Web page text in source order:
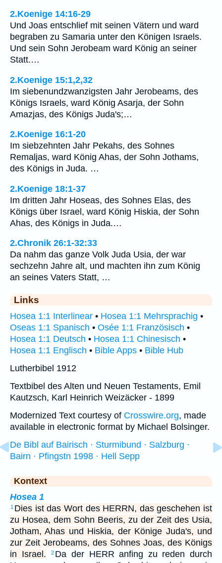
2.Koenige 14:16-29
Und Joas entschlief mit seinen Vätern und ward
begraben zu Samaria unter den Königen Israels.
Und sein Sohn Jerobeam ward König an seiner
Statt.…
2.Koenige 15:1,2,32
Im siebenundzwanzigsten Jahr Jerobeams, des
Königs Israels, ward König Asarja, der Sohn
Amazjas, des Königs Juda's;…
2.Koenige 16:1-20
Im siebzehnten Jahr Pekahs, des Sohnes
Remaljas, ward König Ahas, der Sohn Jothams,
des Königs in Juda. …
2.Koenige 18:1-37
Im dritten Jahr Hoseas, des Sohnes Elas, des
Königs über Israel, ward König Hiskia, der Sohn
Ahas, des Königs in Juda.…
2.Chronik 26:1-32:33
Da nahm das ganze Volk Juda Usia, der war
sechzehn Jahre alt, und machten ihn zum König
an seines Vaters Statt, …
Links
Hosea 1:1 Interlinear • Hosea 1:1 Mehrsprachig •
Oseas 1:1 Spanisch • Osée 1:1 Französisch •
Hosea 1:1 Deutsch • Hosea 1:1 Chinesisch •
Hosea 1:1 Englisch • Bible Apps • Bible Hub
Lutherbibel 1912
Textbibel des Alten und Neuen Testaments, Emil
Kautzsch, Karl Heinrich Weizäcker - 1899
Modernized Text courtesy of Crosswire.org, made
available in electronic format by Michael Bolsinger.
De Bibl auf Bairisch · Sturmibund · Salzburg ·
Bairn · Pfingstn 1998 · Hell Sepp
Kontext
Hosea 1
1 Dies ist das Wort des HERRN, das geschehen ist
zu Hosea, dem Sohn Beeris, zu der Zeit des Usia,
Jotham, Ahas und Hiskia, der Könige Juda's, und
zur Zeit Jerobeams, des Sohnes Joas, des Königs
in Israel.
2 Da der HERR anfing zu reden durch